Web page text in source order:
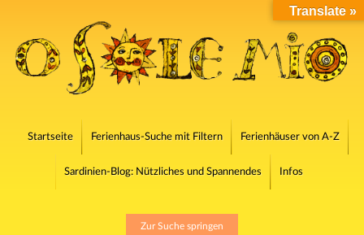
Startseite Ferienhaus-Suche mit Filtern Ferienhäuser von A-Z
Sardinien-Blog: Nützliches und Spannendes Infos
Zur Suche springen
Translate »